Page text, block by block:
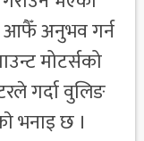
आफैँ अनुभव गर्न
मोटर्सको
गर्दा वुलिङ
भनाइ छ ।